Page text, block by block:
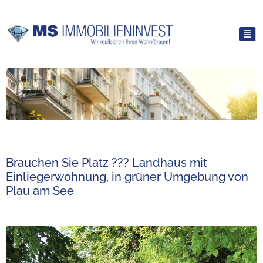
Brauchen Sie Platz ??? Landhaus mit
Einliegerwohnung, in grüner Umgebung von
Plau am See